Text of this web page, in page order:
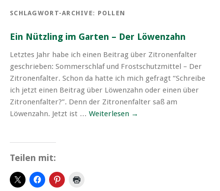
SCHLAGWORT-ARCHIVE: POLLEN
Ein Nützling im Garten – Der Löwenzahn
Letztes Jahr habe ich einen Beitrag über Zitronenfalter
geschrieben: Sommerschlaf und Frostschutzmittel – Der
Zitronenfalter. Schon da hatte ich mich gefragt “Schreibe
ich jetzt einen Beitrag über Löwenzahn oder einen über
Zitronenfalter?”. Denn der Zitronenfalter saß am
Löwenzahn. Jetzt ist … Weiterlesen →
Teilen mit: